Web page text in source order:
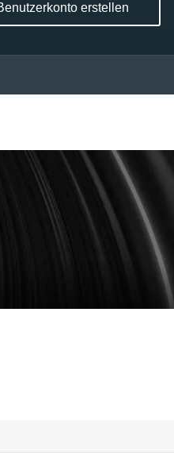
erstellen